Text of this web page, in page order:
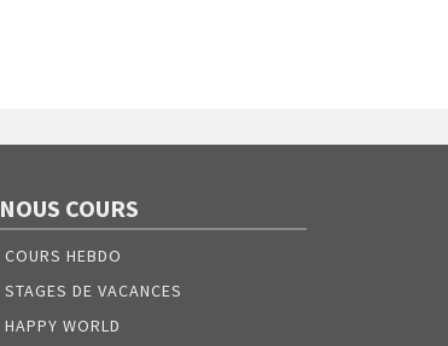
NOUS COURS
COURS HEBDO
STAGES DE VACANCES
HAPPY WORLD